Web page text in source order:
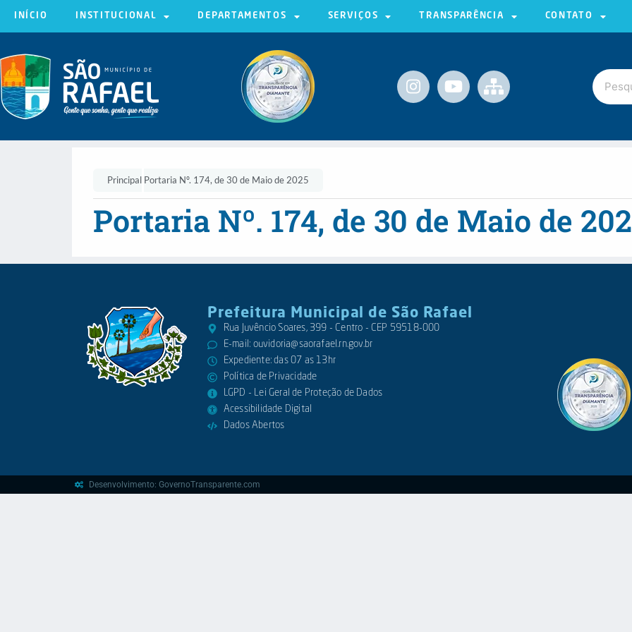
INÍCIO INSTITUCIONAL DEPARTAMENTOS SERVIÇOS TRANSPARÊNCIA CONTATO
Principal Portaria Nº. 174, de 30 de Maio de 2025
Portaria Nº. 174, de 30 de Maio de
Prefeitura Municipal de São Rafael
Rua Juvêncio Soares, 399 - Centro - CEP 59518-000
E-mail: ouvidoria@saorafael.rn.gov.br
Expediente: das 07 as 13hr
Política de Privacidade
LGPD - Lei Geral de Proteção de Dados
Acessibilidade Digital
Dados Abertos
Desenvolvimento: GovernoTransparente.com